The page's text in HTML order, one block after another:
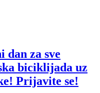
za sve
biciklijada uz
Prijavite se!